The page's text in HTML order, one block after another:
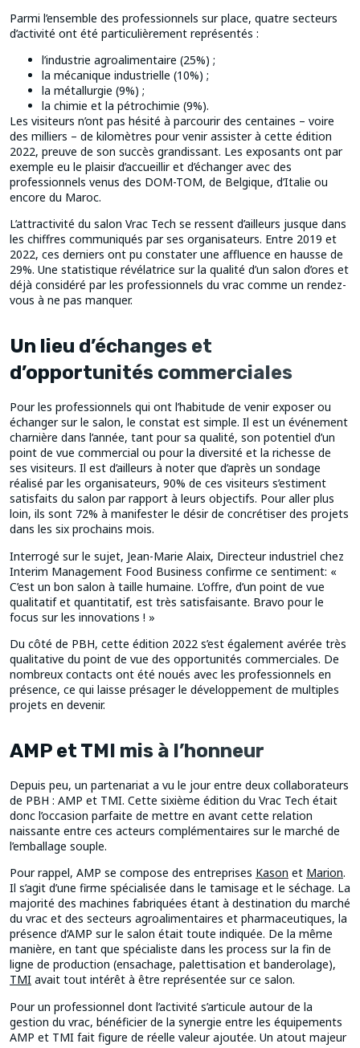
Parmi l’ensemble des professionnels sur place, quatre secteurs
d’activité ont été particulièrement représentés :
l’industrie agroalimentaire (25%) ;
la mécanique industrielle (10%) ;
la métallurgie (9%) ;
la chimie et la pétrochimie (9%).
Les visiteurs n’ont pas hésité à parcourir des centaines – voire
des milliers – de kilomètres pour venir assister à cette édition
2022, preuve de son succès grandissant. Les exposants ont par
exemple eu le plaisir d’accueillir et d’échanger avec des
professionnels venus des DOM-TOM, de Belgique, d’Italie ou
encore du Maroc.
L’attractivité du salon Vrac Tech se ressent d’ailleurs jusque dans
les chiffres communiqués par ses organisateurs. Entre 2019 et
2022, ces derniers ont pu constater une affluence en hausse de
29%. Une statistique révélatrice sur la qualité d’un salon d’ores et
déjà considéré par les professionnels du vrac comme un rendez-
vous à ne pas manquer.
Un lieu d’échanges et
d’opportunités commerciales
Pour les professionnels qui ont l’habitude de venir exposer ou
échanger sur le salon, le constat est simple. Il est un événement
charnière dans l’année, tant pour sa qualité, son potentiel d’un
point de vue commercial ou pour la diversité et la richesse de
ses visiteurs. Il est d’ailleurs à noter que d’après un sondage
réalisé par les organisateurs, 90% de ces visiteurs s’estiment
satisfaits du salon par rapport à leurs objectifs. Pour aller plus
loin, ils sont 72% à manifester le désir de concrétiser des projets
dans les six prochains mois.
Interrogé sur le sujet, Jean-Marie Alaix, Directeur industriel chez
Interim Management Food Business confirme ce sentiment: «
C’est un bon salon à taille humaine. L’offre, d’un point de vue
qualitatif et quantitatif, est très satisfaisante. Bravo pour le
focus sur les innovations ! »
Du côté de PBH, cette édition 2022 s’est également avérée très
qualitative du point de vue des opportunités commerciales. De
nombreux contacts ont été noués avec les professionnels en
présence, ce qui laisse présager le développement de multiples
projets en devenir.
AMP et TMI mis à l’honneur
Depuis peu, un partenariat a vu le jour entre deux collaborateurs
de PBH : AMP et TMI. Cette sixième édition du Vrac Tech était
donc l’occasion parfaite de mettre en avant cette relation
naissante entre ces acteurs complémentaires sur le marché de
l’emballage souple.
Pour rappel, AMP se compose des entreprises Kason et Marion.
Il s’agit d’une firme spécialisée dans le tamisage et le séchage. La
majorité des machines fabriquées étant à destination du marché
du vrac et des secteurs agroalimentaires et pharmaceutiques, la
présence d’AMP sur le salon était toute indiquée. De la même
manière, en tant que spécialiste dans les process sur la fin de
ligne de production (ensachage, palettisation et banderolage),
TMI avait tout intérêt à être représentée sur ce salon.
Pour un professionnel dont l’activité s’articule autour de la
gestion du vrac, bénéficier de la synergie entre les équipements
AMP et TMI fait figure de réelle valeur ajoutée. Un atout majeur